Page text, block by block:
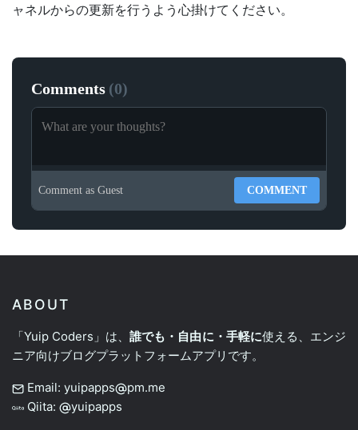
ャネルからの更新を行うよう心掛けてください。
Comments (0)
Comment as Guest COMMENT
ABOUT
「Yuip Coders」は、誰でも・自由に・手軽に使える、エンジ
ニア向けブログプラットフォームアプリです。
Email: yuipapps
pm.me
Qiita:
yuipapps